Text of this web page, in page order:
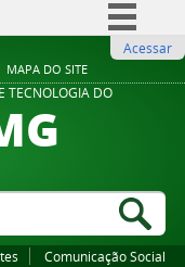
MAPA DO SITE
Comunica BR
Participe
Legislação
Acessar
TECNOLOGIA DO
Comunicação Social